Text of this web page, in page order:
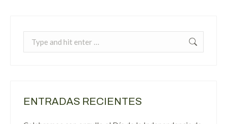
ENTRADAS RECIENTES